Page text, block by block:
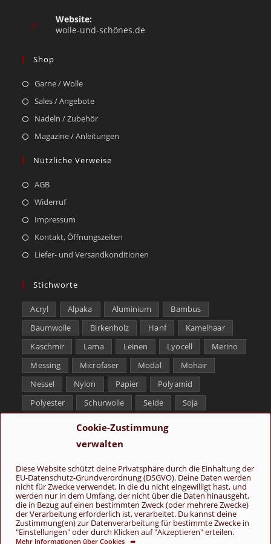
Cookie-Zustimmung
verwalten
Diese Website schützt deine Privatsphäre durch die Einhaltung der
EU-Datenschutz-Grundverordnung (DSGVO). Deine Daten werden
nicht für Zwecke verwendet, in die du nicht eingewilligt hast, und
werden nur in dem Umfang, der nicht über die Daten hinausgeht,
die in Bezug auf einen bestimmten Zweck (oder mehrere Zwecke)
der Verarbeitung erforderlich ist, verarbeitet. Du kannst deine
Zustimmung(en) zur Datenverarbeitung für bestimmte Zwecke in
"Einstellungen" oder durch Klicken auf "Akzeptieren" erteilen.
Mehr Informationen über Cookies ➦
Website:
wolle-und-schönes.de
Shop
Garne / Wolle
Sales / Angebote
Nadeln / Zubehör
Magazine / Anleitungen
Nützliche Verweise
AGB
Widerruf
Impressum
Kontakt, Öffnungszeiten
Liefer- und Versandkonditionen
Stichworte
Acryl Alpaka Aluminium
Bambus
Baumwolle
Birkenholz Hanf
Kamelhaar
Kaschmir
Lama Leinen Lyocell
Merino
Messing
Microfaser Modal
Mohair
Nessel
Nylon Papier
Polyamid
Polyester
Schurwolle Seide
Soja
Tencel
Yak
Folge uns